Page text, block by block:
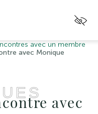
avec un membre
avec Monique
avec